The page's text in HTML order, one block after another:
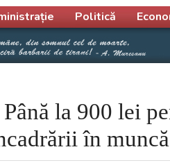
la 900 lei
în
Politică